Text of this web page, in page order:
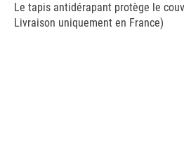
Le tapis antidérapant protège le
Livraison uniquement en France)